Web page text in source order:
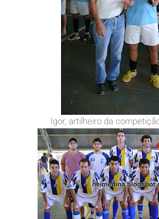
Igor, artilheiro da